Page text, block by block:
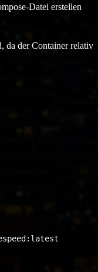
Datei erstellen
da der Container relativ